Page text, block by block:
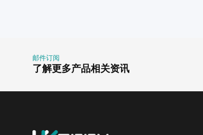
邮件订阅
了解更多产品相关资讯